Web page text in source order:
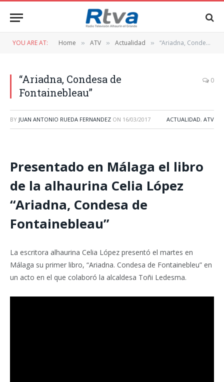
YOU ARE AT: Home » ATV » Actualidad » “Ariadna, Condesa de Fontainebleau”
“Ariadna, Condesa de
Fontainebleau”
0
BY JUAN ANTONIO RUEDA FERNANDEZ ON 16/03/2017 ACTUALIDAD, ATV
Presentado en Málaga el libro
de la alhaurina Celia López
“Ariadna, Condesa de
Fontainebleau”
La escritora alhaurina Celia López presentó el martes en
Málaga su primer libro, “Ariadna. Condesa de Fontainebleu” en
un acto en el que colaboró la alcaldesa Toñi Ledesma.